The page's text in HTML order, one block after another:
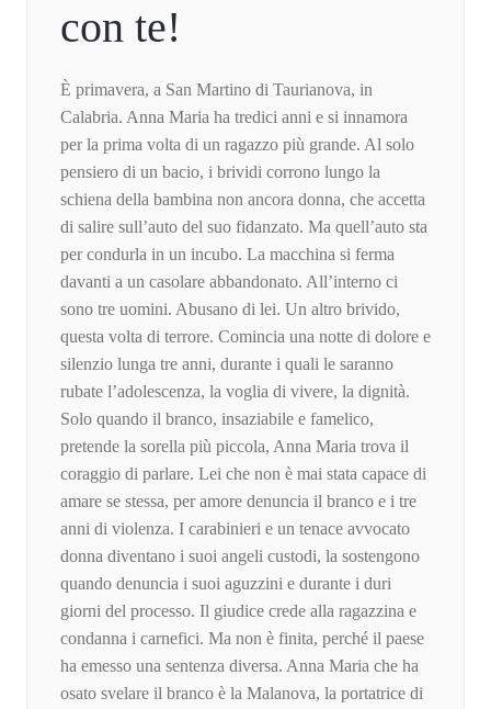
con te!
È primavera, a San Martino di Taurianova, in
Calabria. Anna Maria ha tredici anni e si innamora
per la prima volta di un ragazzo più grande. Al solo
pensiero di un bacio, i brividi corrono lungo la
schiena della bambina non ancora donna, che accetta
di salire sull’auto del suo fidanzato. Ma quell’auto sta
per condurla in un incubo. La macchina si ferma
davanti a un casolare abbandonato. All’interno ci
sono tre uomini. Abusano di lei. Un altro brivido,
questa volta di terrore. Comincia una notte di dolore e
silenzio lunga tre anni, durante i quali le saranno
rubate l’adolescenza, la voglia di vivere, la dignità.
Solo quando il branco, insaziabile e famelico,
pretende la sorella più piccola, Anna Maria trova il
coraggio di parlare. Lei che non è mai stata capace di
amare se stessa, per amore denuncia il branco e i tre
anni di violenza. I carabinieri e un tenace avvocato
donna diventano i suoi angeli custodi, la sostengono
quando denuncia i suoi aguzzini e durante i duri
giorni del processo. Il giudice crede alla ragazzina e
condanna i carnefici. Ma non è finita, perché il paese
ha emesso una sentenza diversa. Anna Maria che ha
osato svelare il branco è la Malanova, la portatrice di